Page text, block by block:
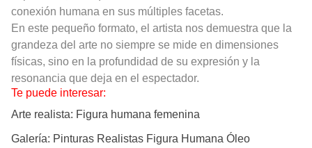
conexión humana en sus múltiples facetas.
En este pequeño formato, el artista nos demuestra que la
grandeza del arte no siempre se mide en dimensiones
físicas, sino en la profundidad de su expresión y la
resonancia que deja en el espectador.
Te puede interesar:
Arte realista: Figura humana femenina
Galería: Pinturas Realistas Figura Humana Óleo